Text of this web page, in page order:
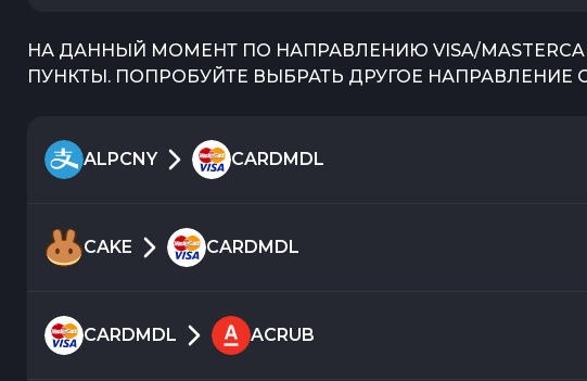
НА ДАННЫЙ МОМЕНТ ПО НАПРАВЛЕНИЮ VISA/
ПУНКТЫ. ПОПРОБУЙТЕ ВЫБРАТЬ ДРУГОЕ
ALPCNY CARDMDL
CAKE CARDMDL
CARDMDL ACRUB